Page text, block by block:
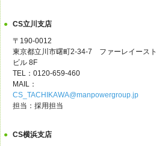
CS立川支店
〒190-0012
東京都立川市曙町2-34-7 ファーレイースト
ビル 8F
TEL：0120-659-460
MAIL：
CS_TACHIKAWA@manpowergroup.jp
担当：採用担当
CS横浜支店